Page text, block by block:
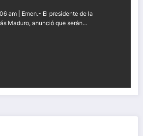
am | Emen.- El presidente de la
Maduro, anunció que serán…